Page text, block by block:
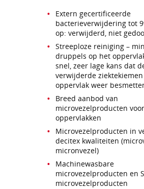
Extern gecertificeerde
bacterieverwijdering tot
op: verwijderd, niet
Streeploze reiniging –
druppels op het
snel, zeer lage kans dat
verwijderde
oppervlak weer
Breed aanbod van
microvezelproducten
oppervlakken
Microvezelproducten in
decitex kwaliteiten
micronvezel)
Machinewasbare
microvezelproducten en
microvezelproducten